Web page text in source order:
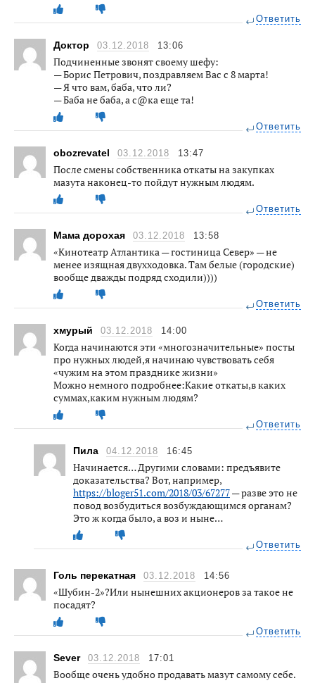
Ответить
Доктор 03.12.2018 13:06
Подчиненные звонят своему шефу:
— Борис Петрович, поздравляем Вас с 8 марта!
— Я что вам, баба, что ли?
— Баба не баба, а с@ка еще та!
Ответить
obozrevatel 03.12.2018 13:47
После смены собственника откаты на закупках
мазута наконец-то пойдут нужным людям.
Ответить
Мама дорохая 03.12.2018 13:58
«Кинотеатр Атлантика — гостиница Север» — не
менее изящная двухходовка. Там белые (городские)
вообще дважды подряд сходили))))
Ответить
хмурый 03.12.2018 14:00
Когда начинаются эти «многозначительные» посты
про нужных людей,я начинаю чувствовать себя
«чужим на этом празднике жизни»
Можно немного подробнее:Какие откаты,в каких
суммах,каким нужным людям?
Ответить
Пила 04.12.2018 16:45
Начинается… Другими словами: предъявите
доказательства? Вот, например,
https://bloger51.com/2018/03/67277— разве это не
повод возбудиться возбуждающимся органам?
Это ж когда было, а воз и ныне…
Ответить
Голь перекатная 03.12.2018 14:56
«Шубин-2»?Или нынешних акционеров за такое не
посадят?
Ответить
Sever 03.12.2018 17:01
Вообще очень удобно продавать мазут самому себе.